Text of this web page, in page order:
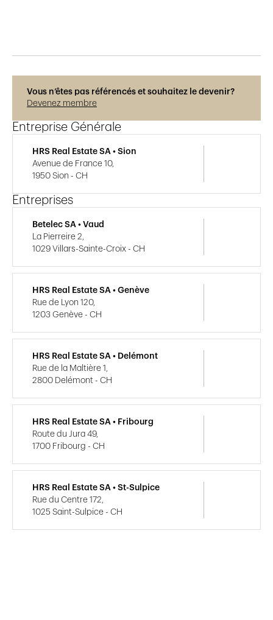
Vous n’êtes pas référencés et souhaitez le devenir?
Devenez membre
Entreprise Générale
HRS Real Estate SA • Sion
Avenue de France 10,
1950 Sion - CH
Entreprises
Betelec SA • Vaud
La Pierreire 2,
1029 Villars-Sainte-Croix - CH
HRS Real Estate SA • Genève
Rue de Lyon 120,
1203 Genève - CH
HRS Real Estate SA • Delémont
Rue de la Maltière 1,
2800 Delémont - CH
HRS Real Estate SA • Fribourg
Route du Jura 49,
1700 Fribourg - CH
HRS Real Estate SA • St-Sulpice
Rue du Centre 172,
1025 Saint-Sulpice - CH